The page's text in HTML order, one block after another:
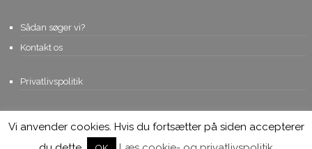
Sådan søger vi?
Kontakt os
Privatlivspolitik
© Copyright 2015, Viviro.com ApS- Alle rettigheder forbeholdes. Vi
tager forbehold for fejlagtige priser.
Vi anvender cookies. Hvis du fortsætter på siden accepterer